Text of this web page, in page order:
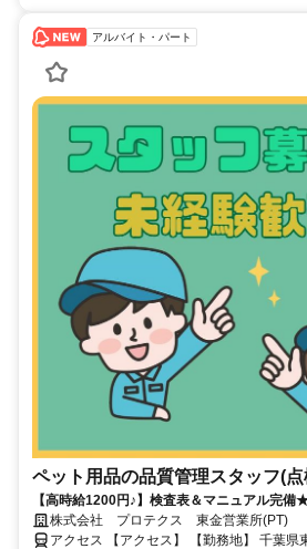
アルバイト・パート
ペット用品の品質管理スタッフ(
【高時給1200円♪】検査表＆マニュアル完
ク＠東金市滝沢★未経験OK♪40代までの男女
んたんWEB面接OK！（PT）
株式会社 プロテクス 東金営業所(PT)
アクセス 【アクセス】 【勤務地】 千葉県